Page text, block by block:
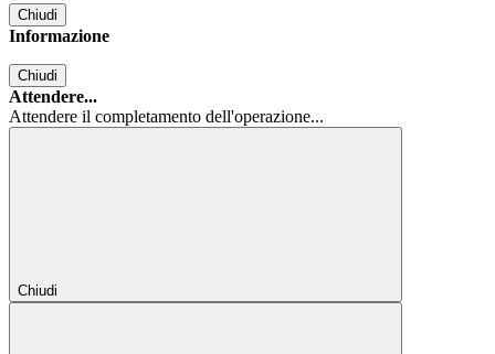
Chiudi
Informazione
Chiudi
Attendere...
Attendere il completamento dell'operazione...
Chiudi